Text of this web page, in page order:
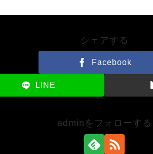
シェアする
Facebook
LINE
adminをフォローする